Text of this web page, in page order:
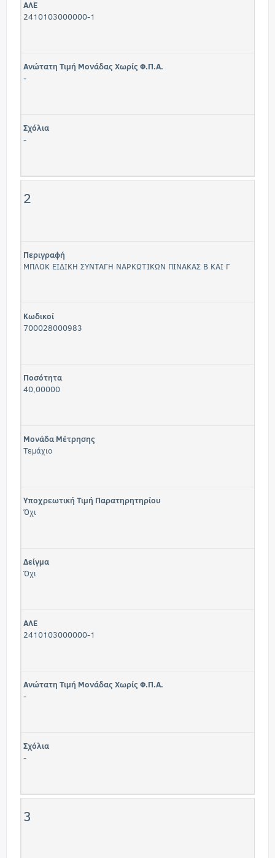
ΑΛΕ
2410103000000-1
Ανώτατη Τιμή Μονάδας Χωρίς Φ.Π.Α.
-
Σχόλια
-
2
Περιγραφή
ΜΠΛΟΚ ΕΙΔΙΚΗ ΣΥΝΤΑΓΗ ΝΑΡΚΩΤΙΚΩΝ ΠΙΝΑΚΑΣ Β ΚΑΙ Γ
Κωδικοί
700028000983
Ποσότητα
40,00000
Μονάδα Μέτρησης
Τεμάχιο
Υποχρεωτική Τιμή Παρατηρητηρίου
Όχι
Δείγμα
Όχι
ΑΛΕ
2410103000000-1
Ανώτατη Τιμή Μονάδας Χωρίς Φ.Π.Α.
-
Σχόλια
-
3